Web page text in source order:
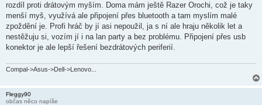
e
k
rozdíl proti drátovým myším. Doma mám ještě Razer Orochi, což je taky
menší myš, využívá ale připojení přes bluetooth a tam myslím malé
zpoždění je. Profi hráč by jí asi nepoužil, ja s ní ale hraju několik let a
nestěžuju si, vozím jí i na lan party a bez problému. Připojení přes usb
konektor je ale lepší řešení bezdrátových periferií.
Compal->Asus->Dell->Lenovo...
Fleggy90
občas něco napíše